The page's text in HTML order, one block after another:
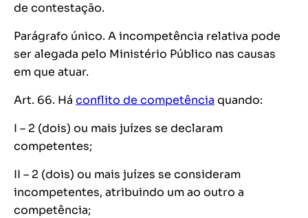
de contestação.
Parágrafo único. A incompetência relativa pode
ser alegada pelo Ministério Público nas causas
em que atuar.
Art. 66. Há conflito de competência quando:
I – 2 (dois) ou mais juízes se declaram
competentes;
II – 2 (dois) ou mais juízes se consideram
incompetentes, atribuindo um ao outro a
competência;